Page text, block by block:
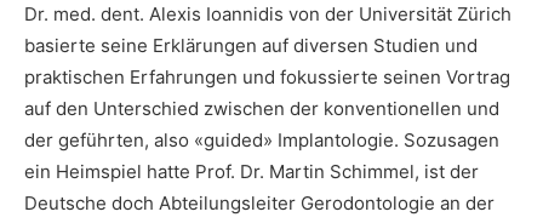
Dr. med. dent. Alexis Ioannidis von der Universität Zürich
basierte seine Erklärungen auf diversen Studien und
praktischen Erfahrungen und fokussierte seinen Vortrag
auf den Unterschied zwischen der konventionellen und
der geführten, also «guided» Implantologie. Sozusagen
ein Heimspiel hatte Prof. Dr. Martin Schimmel, ist der
Deutsche doch Abteilungsleiter Gerodontologie an der